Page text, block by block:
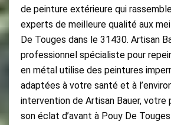
de peinture extérieure qui
experts de meilleure qualité aux
De Touges dans le 31430. Artisan
professionnel spécialiste pour
en métal utilise des peintures
adaptées à votre santé et à
intervention de Artisan Bauer, votre
son éclat d’avant à Pouy De